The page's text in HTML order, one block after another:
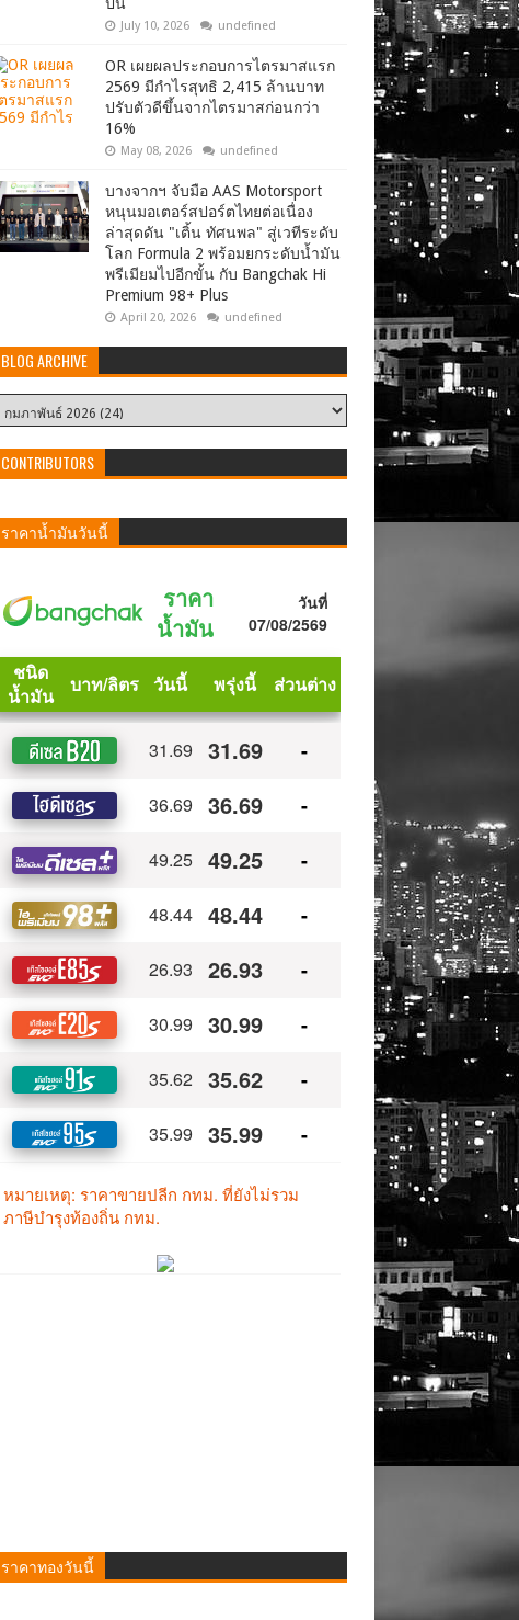
July 10, 2026 undefined
OR เผยผลประกอบการไตรมาสแรก
2569 มีกำไรสุทธิ 2,415 ล้านบาท
ปรับตัวดีขึ้นจากไตรมาสก่อนกว่า
16%
May 08, 2026 undefined
บางจากฯ จับมือ AAS Motorsport
หนุนมอเตอร์สปอร์ตไทยต่อเนื่อง
ล่าสุดดัน "เติ้น ทัศนพล" สู่เวทีระดับ
โลก Formula 2 พร้อมยกระดับน้ำมัน
พรีเมียมไปอีกขั้น กับ Bangchak Hi
Premium 98+ Plus
April 20, 2026 undefined
BLOG ARCHIVE
CONTRIBUTORS
ราคาน้ำมันวันนี้
ราคาทองวันนี้